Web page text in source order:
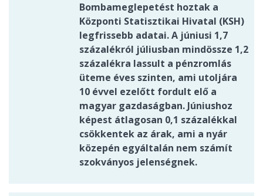
Bombameglepetést hoztak a
Központi Statisztikai Hivatal (KSH)
legfrissebb adatai. A júniusi 1,7
százalékról júliusban mindössze 1,2
százalékra lassult a pénzromlás
üteme éves szinten, ami utoljára
10 évvel ezelőtt fordult elő a
magyar gazdaságban. Júniushoz
képest átlagosan 0,1 százalékkal
csökkentek az árak, ami a nyár
közepén egyáltalán nem számít
szokványos jelenségnek.